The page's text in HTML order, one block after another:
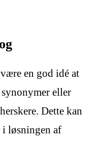
en god idé at
eller
Dette kan
løsningen af